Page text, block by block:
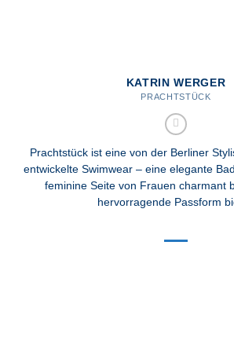
KATRIN WERGER
PRACHTSTÜCK
Prachtstück ist eine von der Berliner
entwickelte Swimwear – eine elegante
feminine Seite von Frauen charmant
hervorragende Passform